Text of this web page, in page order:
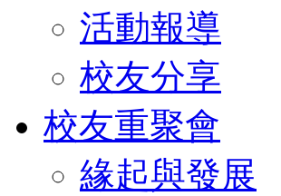
活動報導
校友分享
校友重聚會
緣起與發展